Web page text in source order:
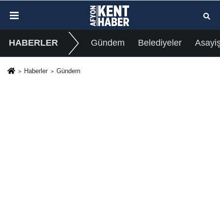
HABERLER Gündem Belediyeler
Haberler Gündem